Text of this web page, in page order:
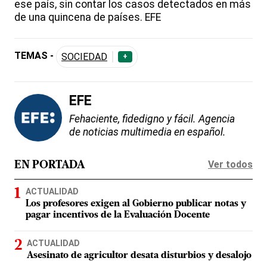
ese país, sin contar los casos detectados en más
de una quincena de países. EFE
TEMAS - SOCIEDAD +
EFE
Fehaciente, fidedigno y fácil. Agencia
de noticias multimedia en español.
EN PORTADA Ver todos
ACTUALIDAD
Los profesores exigen al Gobierno publicar notas y
pagar incentivos de la Evaluación Docente
ACTUALIDAD
Asesinato de agricultor desata disturbios y desalojo